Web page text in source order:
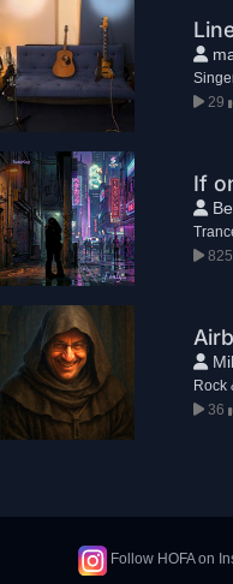
29
If
Rock
36
Follow HOFA on